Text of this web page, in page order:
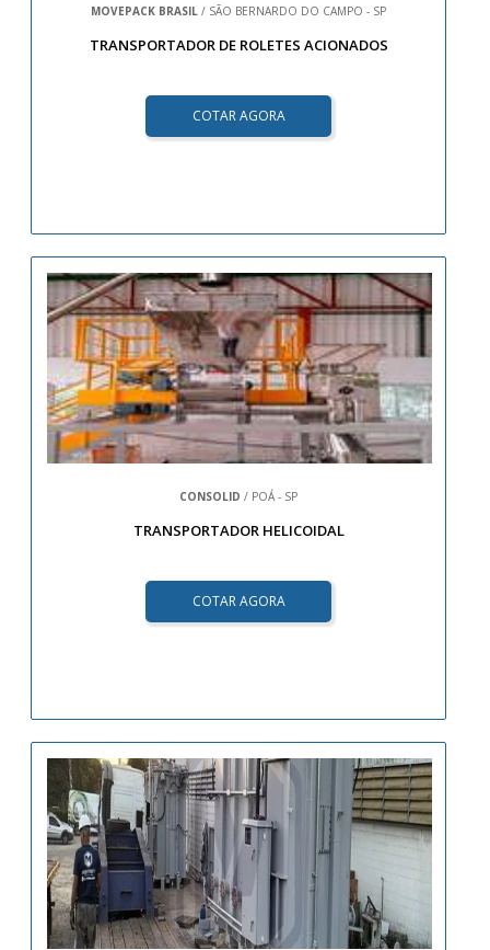
MOVEPACK BRASIL / SÃO BERNARDO DO CAMPO - SP
TRANSPORTADOR DE ROLETES ACIONADOS
COTAR AGORA
CONSOLID / POÁ - SP
TRANSPORTADOR HELICOIDAL
COTAR AGORA